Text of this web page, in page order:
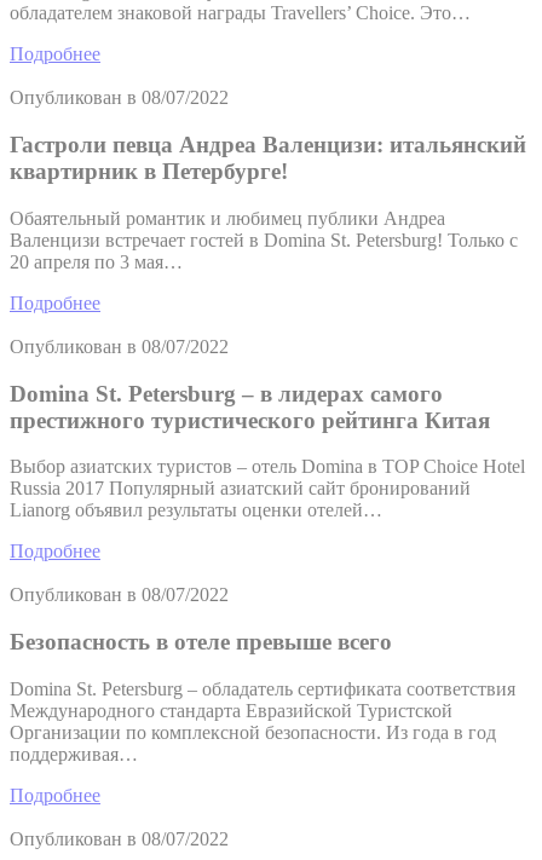
обладателем знаковой награды Travellers’ Choice. Это…
Подробнее
Опубликован в 08/07/2022
Гастроли певца Андреа Валенцизи: итальянский
квартирник в Петербурге!
Обаятельный романтик и любимец публики Андреа
Валенцизи встречает гостей в Domina St. Petersburg! Только с
20 апреля по 3 мая…
Подробнее
Опубликован в 08/07/2022
Domina St. Petersburg – в лидерах самого
престижного туристического рейтинга Китая
Выбор азиатских туристов – отель Domina в TOP Choice Hotel
Russia 2017 Популярный азиатский сайт бронирований
Lianorg объявил результаты оценки отелей…
Подробнее
Опубликован в 08/07/2022
Безопасность в отеле превыше всего
Domina St. Petersburg – обладатель сертификата соответствия
Международного стандарта Евразийской Туристской
Организации по комплексной безопасности. Из года в год
поддерживая…
Подробнее
Опубликован в 08/07/2022